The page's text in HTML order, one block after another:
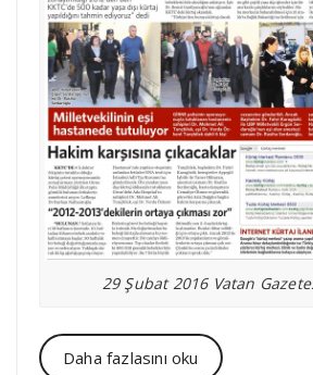
29 Şubat 2016 Vatan
Daha fazlasını oku